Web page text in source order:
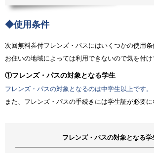
◆使用条件
次回無料券付フレンズ・パスにはいくつかの使用条
お住いの地域によっては利用できないので気を付け
①フレンズ・パスの対象となる学生
フレンズ・パスの対象となるのは中学生以上です。
また、フレンズ・パスの手続きには学生証が必要に
フレンズ・パスの対象となる学